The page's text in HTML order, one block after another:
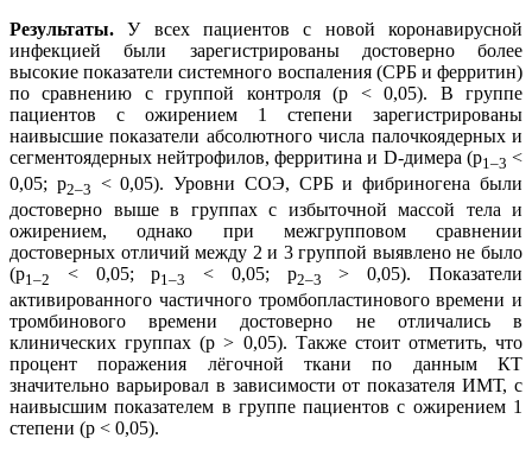
Результаты. У всех пациентов с новой коронавирусной
инфекцией были зарегистрированы достоверно более
высокие показатели системного воспаления (СРБ и ферритин)
по сравнению с группой контроля (p < 0,05). В группе
пациентов с ожирением 1 степени зарегистрированы
наивысшие показатели абсолютного числа палочкоядерных и
сегментоядерных нейтрофилов, ферритина и D-димера (р1–3 <
0,05; р2–3 < 0,05). Уровни СОЭ, СРБ и фибриногена были
достоверно выше в группах с избыточной массой тела и
ожирением, однако при межгрупповом сравнении
достоверных отличий между 2 и 3 группой выявлено не было
(р1–2 < 0,05; р1–3 < 0,05; р2–3
> 0,05). Показатели
активированного частичного тромбопластинового времени и
тромбинового времени достоверно не отличались в
клинических группах (p > 0,05). Также стоит отметить, что
процент поражения лёгочной ткани по данным КТ
значительно варьировал в зависимости от показателя ИМТ, с
наивысшим показателем в группе пациентов с ожирением 1
степени (p < 0,05).